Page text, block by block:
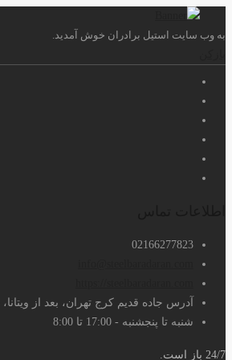
02166277823
آدرس جاده قدیم کرج تهران، بعد از
شنبه تا پنجشنبه - 17:00 تا 8:00
24/7 باز است.
به وب سایت استیل برادران خوش آمدید.